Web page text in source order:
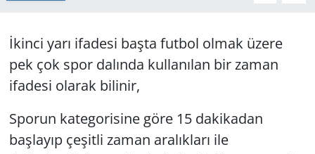
İkinci yarı ifadesi başta futbol olmak üzere
pek çok spor dalında kullanılan bir zaman
ifadesi olarak bilinir,
Sporun kategorisine göre 15 dakikadan
başlayıp çeşitli zaman aralıkları ile
EKONOMİ
GENEL
GÜNDEM
HABERDE İNSAN
Son Dakika Haberleri
Haber Arşivi